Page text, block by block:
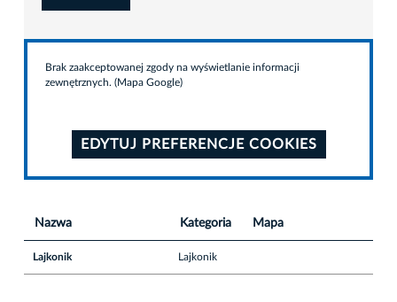
Brak zaakceptowanej zgody na wyświetlanie informacji
zewnętrznych. (Mapa Google)
EDYTUJ PREFERENCJE COOKIES
Nazwa Kategoria Mapa
Lajkonik Lajkonik